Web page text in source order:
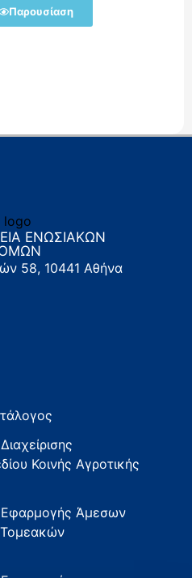
Παρουσίαση
ΕΝΩΣΙΑΚΩΝ
58, 10441 Αθήνα
Κοινής Αγροτικής
Εφαρμογής Άμεσων